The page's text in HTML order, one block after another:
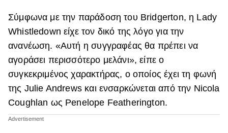
ΒΟΞ
Χωρίς Ταμπέλες
Women's Forum
Σύμφωνα με την παράδοση του Bridgerton, η Lady
Whistledown είχε τον δικό της λόγο για την
ανανέωση. «Αυτή η συγγραφέας θα πρέπει να
αγοράσει περισσότερο μελάνι», είπε ο
συγκεκριμένος χαρακτήρας, ο οποίος έχει τη φωνή
της Julie Andrews και ενσαρκώνεται από την Nicola
Coughlan ως Penelope Featherington.